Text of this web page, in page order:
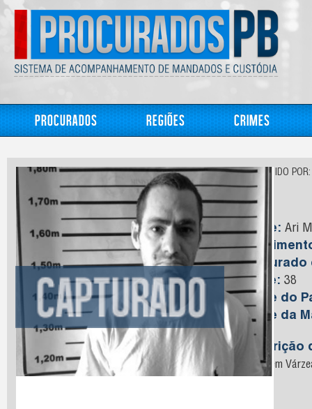
Procurados Regiões Crimes
CONHECIDO POR:
Ari
Nome: Ari
Capturado
Idade: 38
Nome do
Nome da
Descrição
Preso em